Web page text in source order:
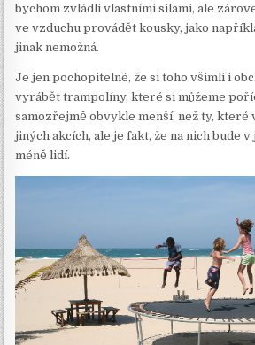
bychom zvládli vlastními silami, ale
ve vzduchu provádět kousky, jako
jinak nemožná.
Je jen pochopitelné, že si toho všimli i
vyrábět trampolíny, které si můžeme
samozřejmě obvykle menší, než ty, které
jiných akcích, ale je fakt, že na nich bude
méně lidí.